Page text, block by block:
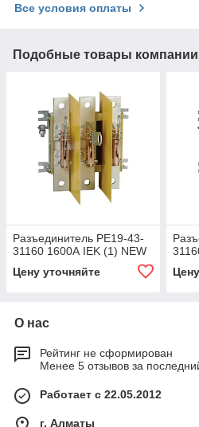
Все условия оплаты
Подобные товары компании
Разъединитель РЕ19-43-
31160 1600А IEK (1) NEW
Цену уточняйте
О нас
Рейтинг не сформирован
Менее 5 отзывов за
Работает с 22.05.2012
г. Алматы